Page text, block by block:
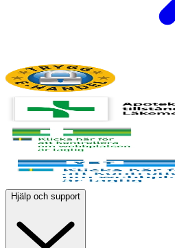
Hjälp och support